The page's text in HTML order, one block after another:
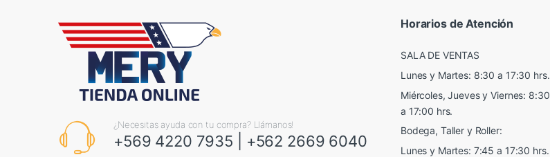
¿Necesitas ayuda con tu compra? Llámanos!
+569 4220 7935 +562 2669 6040
Horarios de Atención
SALA DE VENTAS
Lunes y Martes: 8:30 a 17:30 hrs.
Miércoles, Jueves y Viernes: 8:30
a 17:00 hrs.
Bodega, Taller y Roller:
Lunes y Martes: 7:45 a 17:30 hrs.